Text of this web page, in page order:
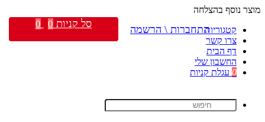
מוצר נוסף בהצלחה
קטגוריות
צרו קשר
דף הבית
החשבון שלי
0 עגלת קניות
התחברות \ הרשמה סל קניות 0
0